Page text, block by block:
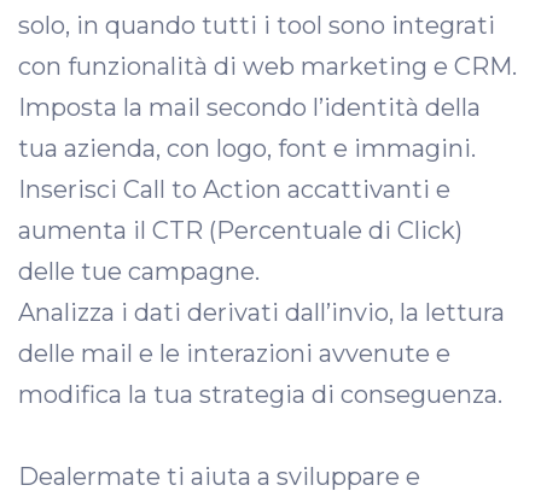
solo, in quando tutti i tool sono integrati
con funzionalità di web marketing e CRM.
Imposta la mail secondo l’identità della
tua azienda, con logo, font e immagini.
Inserisci Call to Action accattivanti e
aumenta il CTR (Percentuale di Click)
delle tue campagne.
Analizza i dati derivati dall’invio, la lettura
delle mail e le interazioni avvenute e
modifica la tua strategia di conseguenza.
Dealermate ti aiuta a sviluppare e